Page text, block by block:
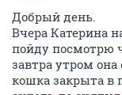
Расход:
Прием,
Итого расход: